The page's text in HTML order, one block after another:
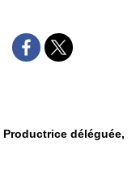
Productrice déléguée,